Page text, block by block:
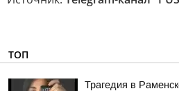
ТОП
Трагедия в